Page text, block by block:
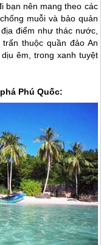
bạn nên mang theo các
muỗi và bảo quản
điểm như thác nước,
thuộc quần đảo An
êm, trong xanh tuyệt
Phú Quốc: